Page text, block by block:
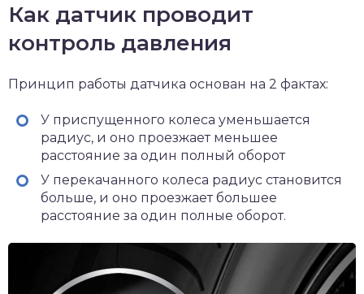
Как датчик проводит
контроль давления
Принцип работы датчика основан на 2 фактах:
У приспущенного колеса уменьшается
радиус, и оно проезжает меньшее
расстояние за один полный оборот
У перекачанного колеса радиус становится
больше, и оно проезжает большее
расстояние за один полные оборот.